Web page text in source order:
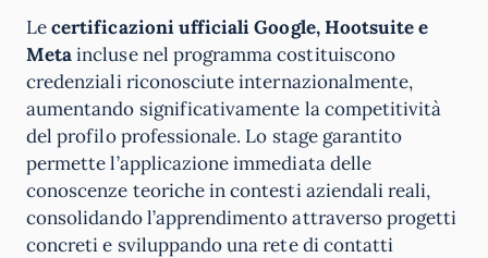
Lecertificazioni ufficiali Google, Hootsuite e
Metaincluse nel programma costituiscono
credenziali riconosciute internazionalmente,
aumentando significativamente la competitività
del profilo professionale. Lo stage garantito
permette l’applicazione immediata delle
conoscenze teoriche in contesti aziendali reali,
consolidando l’apprendimento attraverso progetti
concreti e sviluppando una rete di contatti